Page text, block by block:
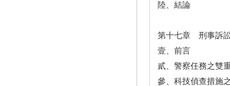
陸、結論
第十七章 刑事訴
壹、前言
貳、警察任務之雙
參、科技偵查措施